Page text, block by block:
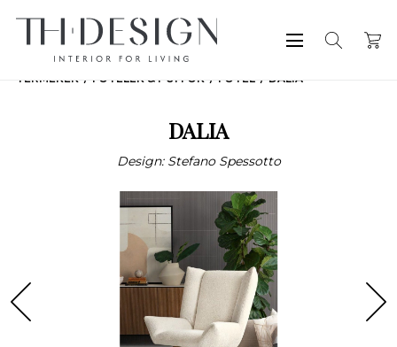
TERMÉKEK FOTELEK & PUFFOK FOTEL DALIA
DALIA
Design: Stefano Spessotto